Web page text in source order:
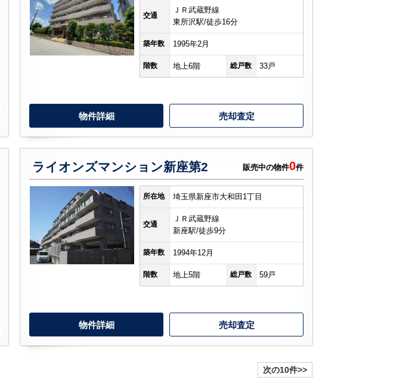
交通
ＪＲ武蔵野線
東所沢駅/徒歩16分
築年数 1995年2月
階数 地上6階 総戸数 33戸
物件詳細 売却査定
ライオンズマンション新座第2 販売中の物件0件
所在地 埼玉県新座市大和田1丁目
交通
ＪＲ武蔵野線
新座駅/徒歩9分
築年数 1994年12月
階数 地上5階 総戸数 59戸
物件詳細 売却査定
次の10件>>